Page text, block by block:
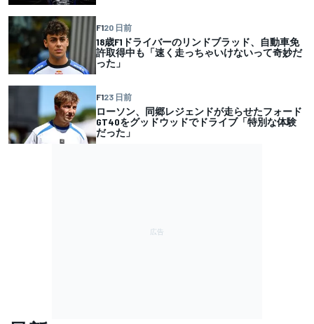
F120 日前
18歳F1ドライバーのリンドブラッド、自動車免
許取得中も「速く走っちゃいけないって奇妙だ
った」
F123 日前
ローソン、同郷レジェンドが走らせたフォード
GT40をグッドウッドでドライブ「特別な体験
だった」